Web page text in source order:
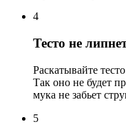
4
Тесто не
Раскатывайте
Так оно не будет
мука не забьет
5